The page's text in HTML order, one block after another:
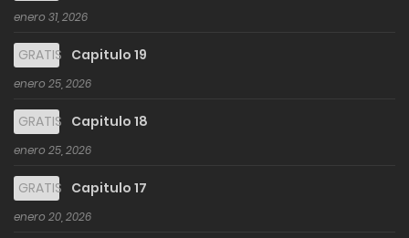
enero 31, 2026
GRATIS Capitulo 19
enero 25, 2026
GRATIS Capitulo 18
enero 25, 2026
GRATIS Capitulo 17
enero 20, 2026